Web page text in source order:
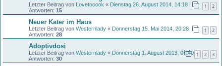
Letzter Beitrag von Lovetocook « Dienstag 26. August 2014, 14:18
Antworten: 15
1 2
Neuer Kater im Haus
Letzter Beitrag von Westernlady « Donnerstag 15. Mai 2014, 20:28
Antworten: 28
1 2
Adoptivdosi
Letzter Beitrag von Westernlady « Donnerstag 1. August 2013, 07:40
Antworten: 30
1 2 3